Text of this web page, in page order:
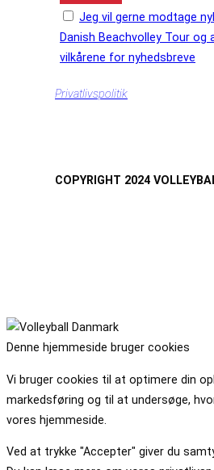
Jeg vil gerne modtage
Danish Beachvolley Tour og
vilkårene for nyhedsbreve
Privatlivspolitik
COPYRIGHT 2024
Denne hjemmeside bruger cookies
Vi bruger cookies til at optimere din
markedsføring og til at undersøge,
vores hjemmeside.
Ved at trykke "Accepter" giver du